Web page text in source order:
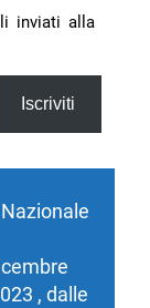
inviati alla
Iscriviti
, dalle